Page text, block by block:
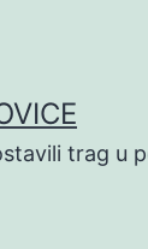
trag u